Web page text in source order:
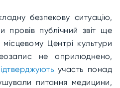
безпекову ситуацію,
провів публічний звіт ще
Центрі культури
не оприлюднено,
участь понад
питання медицини,